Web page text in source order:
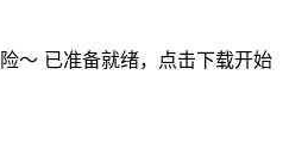
～ 已准备就绪，点击下载开始